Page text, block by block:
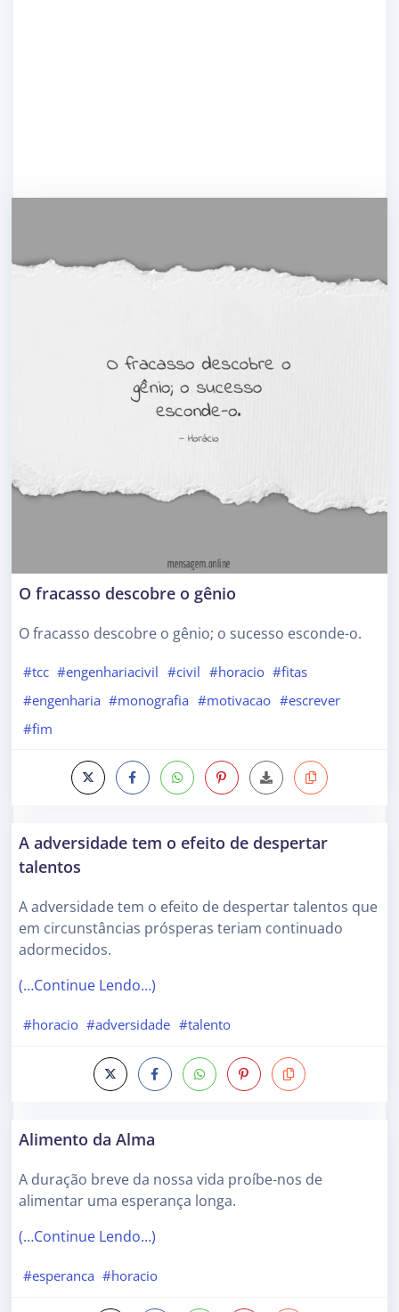
O fracasso descobre o gênio
O fracasso descobre o gênio; o sucesso esconde-o.
#tcc #engenhariacivil #civil #horacio #fitas
#engenharia #monografia #motivacao #escrever
#fim
A adversidade tem o efeito de despertar
talentos
A adversidade tem o efeito de despertar talentos que
em circunstâncias prósperas teriam continuado
adormecidos.
(…Continue Lendo…)
#horacio #adversidade #talento
Alimento da Alma
A duração breve da nossa vida proíbe-nos de
alimentar uma esperança longa.
(…Continue Lendo…)
#esperanca #horacio